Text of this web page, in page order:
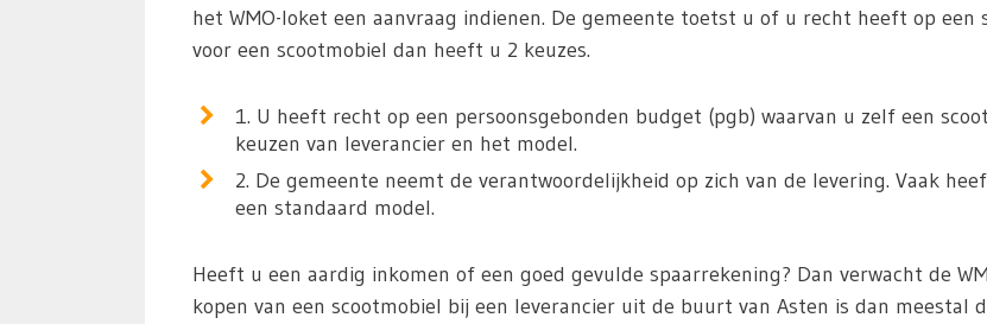
het WMO-loket een aanvraag indienen. De gemeente toetst u of u recht heeft op een
voor een scootmobiel dan heeft u 2 keuzes.
1. U heeft recht op een persoonsgebonden budget (pgb) waarvan u zelf een
keuzen van leverancier en het model.
2. De gemeente neemt de verantwoordelijkheid op zich van de levering. Vaak
een standaard model.
Heeft u een aardig inkomen of een goed gevulde spaarrekening? Dan verwacht de
kopen van een scootmobiel bij een leverancier uit de buurt van Asten is dan meestal